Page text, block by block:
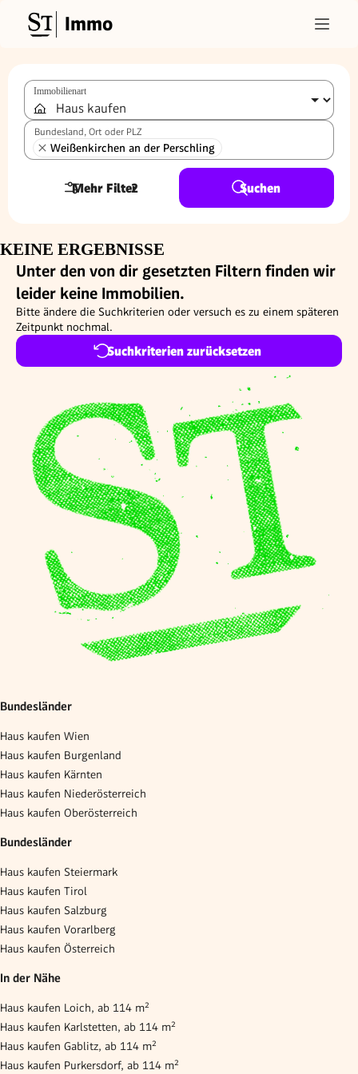
Immo
Immobilienart
Bundesland, Ort oder PLZ
Weißenkirchen an der Perschling
Mehr Filter
2 Suchen
KEINE ERGEBNISSE
Unter den von dir gesetzten Filtern finden wir
leider keine Immobilien.
Bitte ändere die Suchkriterien oder versuch es zu einem späteren
Zeitpunkt nochmal.
Suchkriterien zurücksetzen
Bundesländer
Haus kaufen Wien
Haus kaufen Burgenland
Haus kaufen Kärnten
Haus kaufen Niederösterreich
Haus kaufen Oberösterreich
Bundesländer
Haus kaufen Steiermark
Haus kaufen Tirol
Haus kaufen Salzburg
Haus kaufen Vorarlberg
Haus kaufen Österreich
In der Nähe
Haus kaufen Loich, ab 114 m²
Haus kaufen Karlstetten, ab 114 m²
Haus kaufen Gablitz, ab 114 m²
Haus kaufen Purkersdorf, ab 114 m²